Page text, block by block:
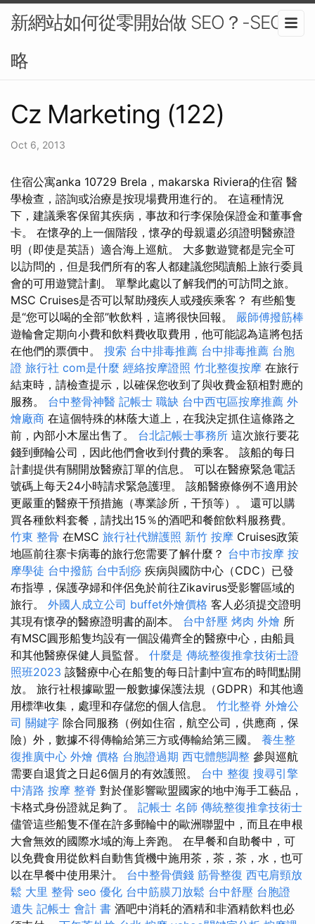
新網站如何從零開始做 SEO？-SEO策
略
Cz Marketing (122)
Oct 6, 2013
住宿公寓anka 10729 Brela，makarska Riviera的住宿 醫
學檢查，諮詢或治療是按現場費用進行的。 在這種情況
下，建議乘客保留其疾病，事故和行李保險保證金和董事會
卡。 在懷孕的上一個階段，懷孕的母親還必須證明醫療證
明（即使是英語）適合海上巡航。 大多數遊覽都是完全可
以訪問的，但是我們所有的客人都建議您閱讀船上旅行委員
會的可用遊覽計劃。 單擊此處以了解我們的可訪問之旅。
MSC Cruises是否可以幫助殘疾人或殘疾乘客？ 有些船隻
是“您可以喝的全部”軟飲料，這將很快回報。 嚴師傅撥筋棒
遊輪會定期向小費和飲料費收取費用，他可能認為這將包括
在他們的票價中。 搜索 台中排毒推薦 台中排毒推薦 台胞
證 旅行社 com是什麼 經絡按摩證照 竹北整復按摩 在旅行
結束時，請檢查提示，以確保您收到了與收費金額相對應的
服務。 台中整骨神醫 記帳士 職缺 台中西屯區按摩推薦 外
燴廠商 在這個特殊的林蔭大道上，在我決定抓住這條路之
前，內部小木屋出售了。 台北記帳士事務所 這次旅行要花
錢到郵輪公司，因此他們會收到付費的乘客。 該船的每日
計劃提供有關開放醫療訂單的信息。 可以在醫療緊急電話
號碼上每天24小時請求緊急護理。 該船醫療條例不適用於
更嚴重的醫療干預措施（專業診所，干預等）。 還可以購
買各種飲料套餐，請找出15％的酒吧和餐館飲料服務費。
竹東 整骨 在MSC 旅行社代辦護照 新竹 按摩 Cruises政策
地區前往寨卡病毒的旅行您需要了解什麼？ 台中市按摩 按
摩學徒 台中撥筋 台中刮痧 疾病與國防中心（CDC）已發
布指導，保護孕婦和伴侶免於前往Zikavirus受影響區域的
旅行。 外國人成立公司 buffet外燴價格 客人必須提交證明
其現有懷孕的醫療證明書的副本。 台中舒壓 烤肉 外燴 所
有MSC圓形船隻均設有一個設備齊全的醫療中心，由船員
和其他醫療保健人員監督。 什麼是 傳統整復推拿技術士證
照班2023 該醫療中心在船隻的每日計劃中宣布的時間點開
放。 旅行社根據歐盟一般數據保護法規（GDPR）和其他適
用標準收集，處理和存儲您的個人信息。 竹北整脊 外燴公
司 關鍵字 除合同服務（例如住宿，航空公司，供應商，保
險）外，數據不得傳輸給第三方或傳輸給第三國。 養生整
復推廣中心 外燴 價格 台胞證過期 西屯體態調整 參與巡航
需要自退貨之日起6個月的有效護照。 台中 整復 搜尋引擎
中清路 按摩 整脊 對於僅影響歐盟國家的地中海手工藝品，
卡格式身份證就足夠了。 記帳士 名師 傳統整復推拿技術士
儘管這些船隻不僅在許多郵輪中的歐洲聯盟中，而且在申根
大會無效的國際水域的海上奔跑。 在早餐和自助餐中，可
以免費食用從飲料自動售貨機中施用茶，茶，茶，水，也可
以在早餐中使用果汁。 台中整骨價錢 筋骨整復 西屯肩頸放
鬆 大里 整骨 seo 優化 台中筋膜刀放鬆 台中舒壓 台胞證
遺失 記帳士 會計 書 酒吧中消耗的酒精和非酒精飲料也必